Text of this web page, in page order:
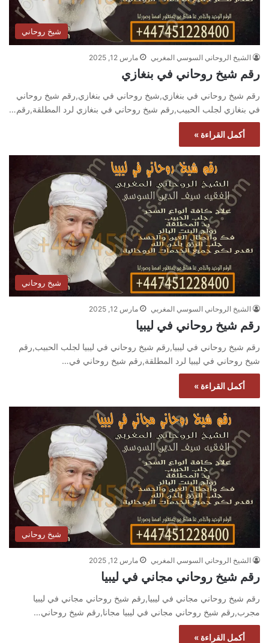
شيخ روحاني
الشيخ الروحاني السوسي المغربي مارس 12, 2025
رقم شيخ روحاني في بنغازي
رقم شيخ روحاني في بنغازي,شيخ روحاني في بنغازي,رقم شيخ روحاني
في بنغازي لجلب الحبيب,رقم شيخ روحاني في بنغازي لرد المطلقة,رقم…
أكمل القراءة »
شيخ روحاني
الشيخ الروحاني السوسي المغربي مارس 12, 2025
رقم شيخ روحاني في ليبيا
رقم شيخ روحاني في ليبيا,رقم شيخ روحاني في ليبيا لجلب الحبيب,رقم
شيخ روحاني في ليبيا لرد المطلقة,رقم شيخ روحاني في…
أكمل القراءة »
شيخ روحاني
الشيخ الروحاني السوسي المغربي مارس 12, 2025
رقم شيخ روحاني مجاني في ليبيا
رقم شيخ روحاني مجاني في ليبيا,رقم شيخ روحاني مجاني في ليبيا
مجرب,رقم شيخ روحاني مجاني في ليبيا مجانا,رقم شيخ روحاني…
أكمل القراءة »